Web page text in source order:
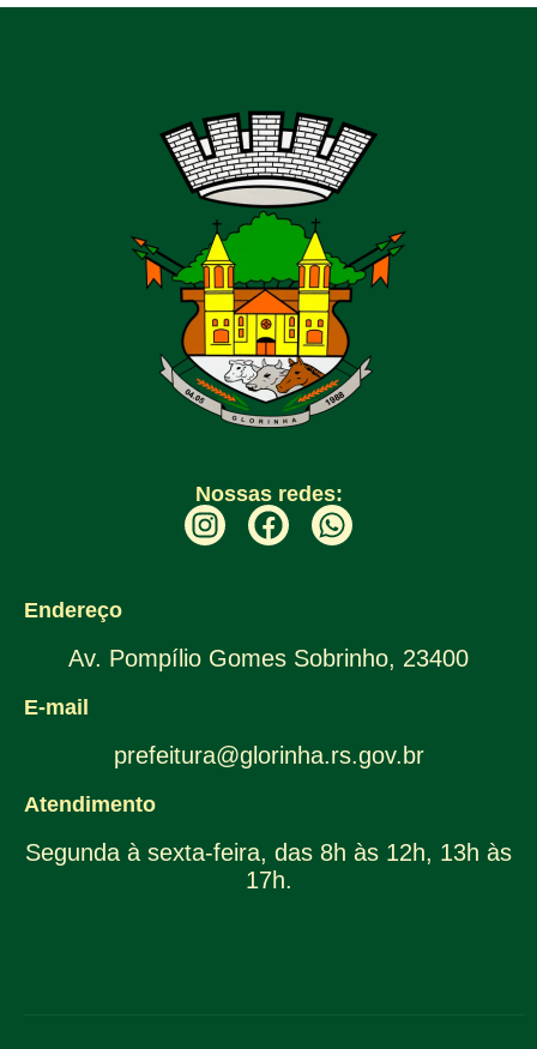
Nossas redes:
Endereço
Av. Pompílio Gomes Sobrinho, 23400
E-mail
prefeitura@glorinha.rs.gov.br
Atendimento
Segunda à sexta-feira, das 8h às 12h, 13h às
17h.